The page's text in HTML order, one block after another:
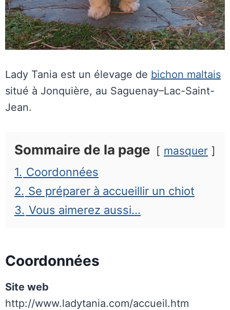
Lady Tania est un élevage de bichon maltais
situé à Jonquière, au Saguenay–Lac-Saint-
Jean.
Sommaire de la page masquer
1. Coordonnées
2. Se préparer à accueillir un chiot
3. Vous aimerez aussi…
Coordonnées
Site web
http://www.ladytania.com/accueil.htm